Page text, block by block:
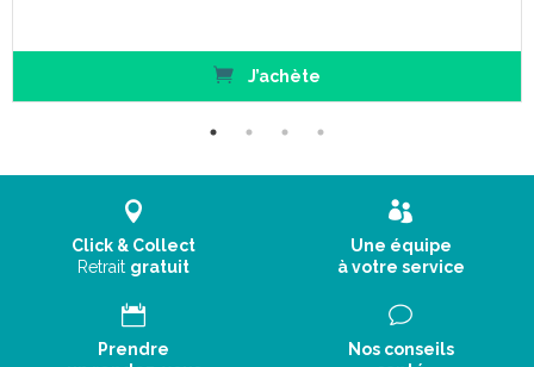
J’achète
Click & Collect
Retrait gratuit
Une équipe
à votre service
Prendre
Nos conseils